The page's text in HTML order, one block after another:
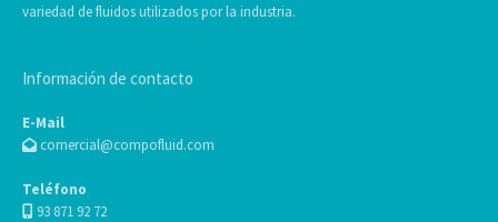
variedad de fluidos utilizados por la industria.
Información de contacto
E-Mail
comercial@compofluid.com
Teléfono
93 871 92 72